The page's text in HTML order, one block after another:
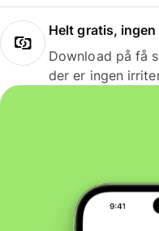
Helt gratis,
Download på få
der er ingen